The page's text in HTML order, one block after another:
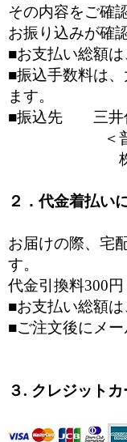
その内容をご確
お振り込みが確
■お支払い総額
■振込手数料は
ます。
■振込先 三井
＜普＞７
株式会
２．代金着払い
お届けの際、宅
す。
代金引換料300
■お支払い総額
■ご注文後にメ
３. クレジット